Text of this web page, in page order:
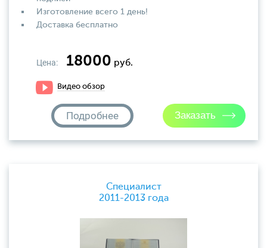
Изготовление всего 1 день!
Доставка бесплатно
Цена: 18000 руб.
Видео обзор
Подробнее
Специалист
2011-2013 года